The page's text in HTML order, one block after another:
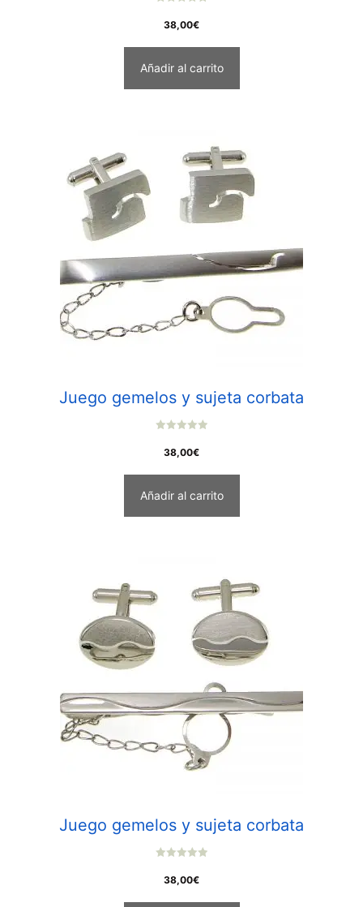
o
5
38,00€
Añadir al carrito
Juego gemelos y sujeta corbata
o
5
38,00€
Añadir al carrito
Juego gemelos y sujeta corbata
38,00€